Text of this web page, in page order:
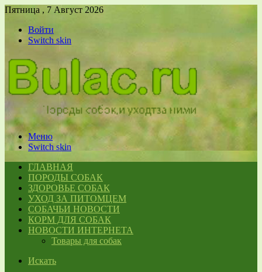
Пятница , 7 Август 2026
Войти
Switch skin
Меню
Switch skin
ГЛАВНАЯ
ПОРОДЫ СОБАК
ЗДОРОВЬЕ СОБАК
УХОД ЗА ПИТОМЦЕМ
СОБАЧЬИ НОВОСТИ
КОРМ ДЛЯ СОБАК
НОВОСТИ ИНТЕРНЕТА
Товары для собак
Искать